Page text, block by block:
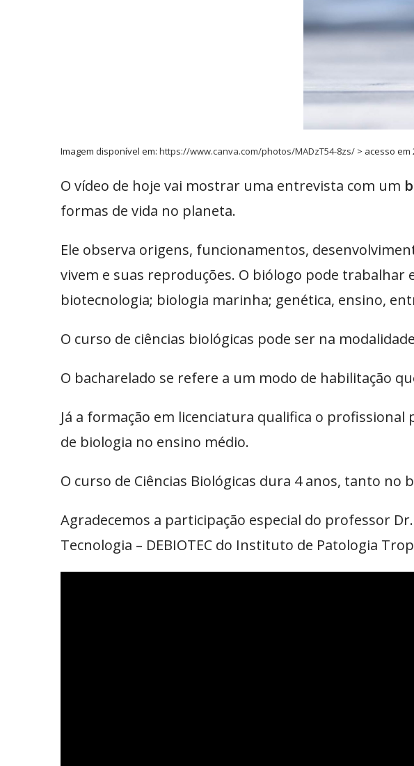
Imagem disponível em: https://www.canva.com/photos/MADzT54-8zs/ > acesso em
O vídeo de hoje vai mostrar uma entrevista com um
formas de vida no planeta.
Ele observa origens, funcionamentos,
vivem e suas reproduções. O biólogo pode trabalhar
biotecnologia; biologia marinha; genética, ensino,
O curso de ciências biológicas pode ser na
O bacharelado se refere a um modo de habilitação
Já a formação em licenciatura qualifica o
de biologia no ensino médio.
O curso de Ciências Biológicas dura 4 anos, tanto no
Agradecemos a participação especial do professor
Tecnologia – DEBIOTEC do Instituto de Patologia